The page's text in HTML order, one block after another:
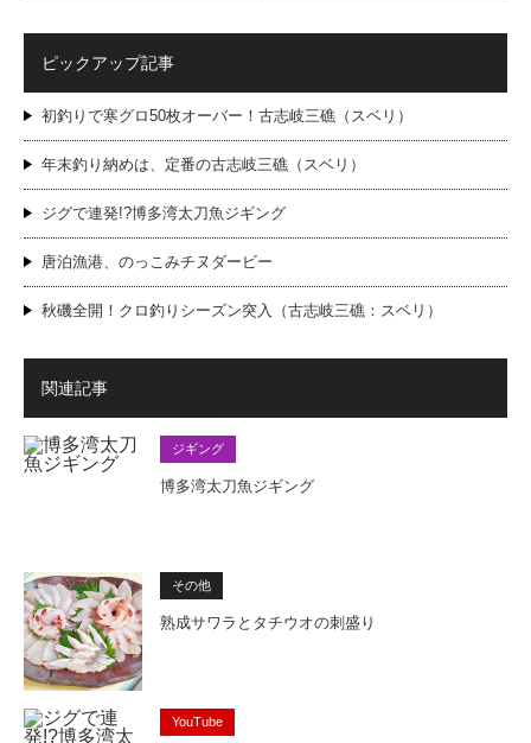
ピックアップ記事
初釣りで寒グロ50枚オーバー！古志岐三礁（スベリ）
年末釣り納めは、定番の古志岐三礁（スベリ）
ジグで連発!?博多湾太刀魚ジギング
唐泊漁港、のっこみチヌダービー
秋磯全開！クロ釣りシーズン突入（古志岐三礁：スベリ）
関連記事
ジギング
博多湾太刀魚ジギング
その他
熟成サワラとタチウオの刺盛り
YouTube